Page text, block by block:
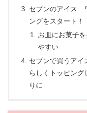
セブンのアイス
ングをスタート！
お皿にお菓子
やすい
セブンで買うアイ
らしくトッピン
りに